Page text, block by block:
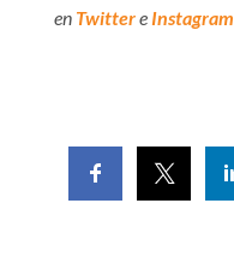
en Twittere Instagram